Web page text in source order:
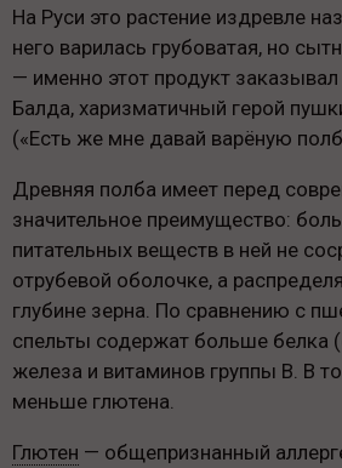
На Руси это растение издревле
него варилась грубоватая, но
— именно этот продукт
Балда, харизматичный герой
(«Есть же мне давай варёную
Древняя полба имеет перед
значительное преимущество:
питательных веществ в ней не
отрубевой оболочке, а
глубине зерна. По сравнению с
спельты содержат больше белка
железа и витаминов группы В. В
меньше глютена.
Глютен — общепризнанный